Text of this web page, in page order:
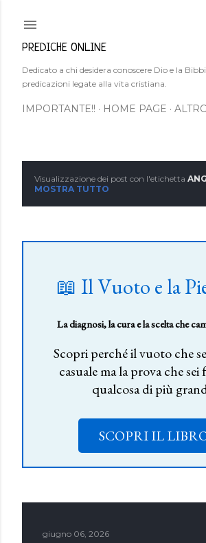
PREDICHE ONLINE
Dedicato a chi desidera conoscere Dio e la
predicazioni legate alla vita cristiana.
IMPORTANTE!! HOME PAGE
s
Visualizzazione dei post con l'etichetta
MOSTRA TUTTO
📖 Il Vuoto e la
La diagnosi, la cura e la scelta che
Scopri perché il vuoto che
casuale ma la prova che
qualcosa di più
SCOPRI IL
giugno 06, 2026